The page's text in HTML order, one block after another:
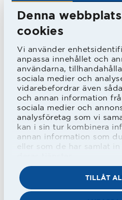
Denna
cookies
Vi använder
anpassa innehållet och
användarna,
sociala medier och
vidarebefordrar även
och annan information
sociala medier och
analysföretag som vi
kan i sin tur kombinera
annan information som
eller som de har samlat
TILLÅT
därpå, samtliga som
medan han 1971
två matcher. Här var
serien och i första
vänsterback, men
högerbacken i de två
kvalmatcherna mot
Sandvikens IF.
I den allsvenska
Malmö FF 1972
men sen var det
för Lennart under